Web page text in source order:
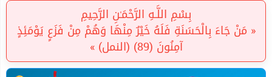
بِسْمِ اللَّـهِ الرَّحْمَـٰنِ الرَّحِيمِ
« مَنْ جَاءَ بِالْحَسَنَةِ فَلَهُ خَيْرٌ مِنْهَا وَهُمْ مِنْ فَزَعٍ يَوْمَئِذٍ
آمِنُونَ (89) (النمل) »